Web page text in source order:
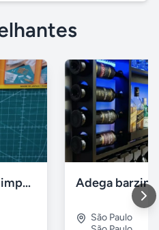
Base de corte rotativa importada
São Paulo